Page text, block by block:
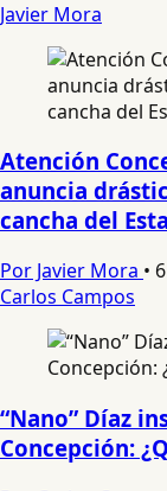
Javier Mora
Atención
anuncia
cancha del
Por Javier Mora •
Carlos Campos
“Nano” Díaz
Concepción: